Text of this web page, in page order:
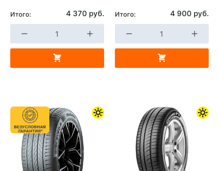
Итого: 4 370 руб. Итого: 4 900 руб.